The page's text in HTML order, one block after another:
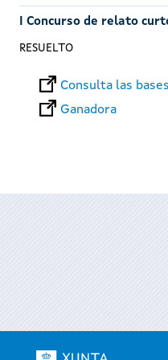
I Concurso de relato
RESUELTO
Consulta las bases
Ganadora